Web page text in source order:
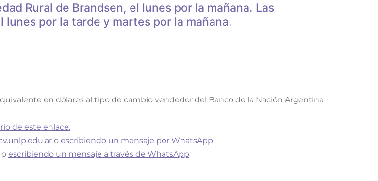
Rural de Brandsen, el lunes por la mañana. Las
por la tarde y martes por la mañana.
en dólares al tipo de cambio vendedor del Banco de la Nación Argentina
de este enlace.
o escribiendo un mensaje por WhatsApp
o escribiendo un mensaje a través de WhatsApp